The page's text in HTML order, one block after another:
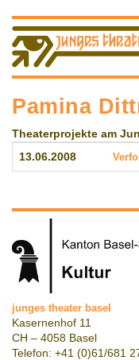
Pamina
Theaterprojekte am
13.06.2008
junges theater basel
Kasernenhof 11
CH – 4058 Basel
Telefon: +41 (0)61/681